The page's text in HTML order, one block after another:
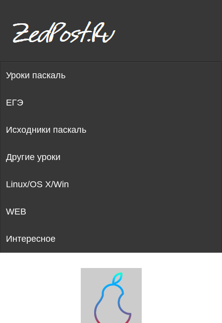
Уроки паскаль
ЕГЭ
Исходники паскаль
Другие уроки
Linux/OS X/Win
WEB
Интересное